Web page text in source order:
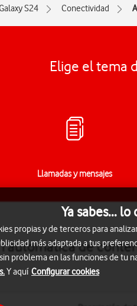
S24 Conectividad
Elige el tema
Llamadas y mensajes
de
Ya sabes...
propias y de terceros para
más adaptada a tus
problema en las funciones de tu
Y aquí Configurar cookies